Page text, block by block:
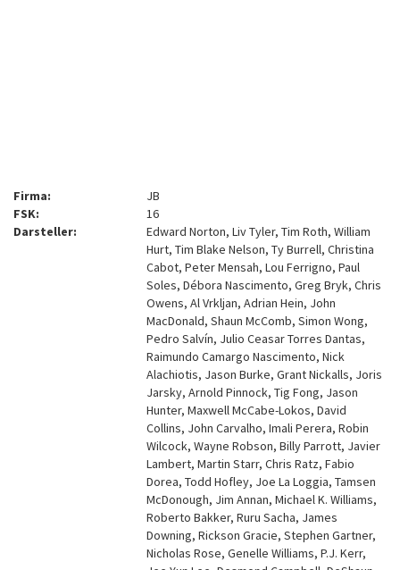
Firma:
JB
FSK:
16
Darsteller:
Edward Norton, Liv Tyler, Tim Roth, William
Hurt, Tim Blake Nelson, Ty Burrell, Christina
Cabot, Peter Mensah, Lou Ferrigno, Paul
Soles, Débora Nascimento, Greg Bryk, Chris
Owens, Al Vrkljan, Adrian Hein, John
MacDonald, Shaun McComb, Simon Wong,
Pedro Salvín, Julio Ceasar Torres Dantas,
Raimundo Camargo Nascimento, Nick
Alachiotis, Jason Burke, Grant Nickalls, Joris
Jarsky, Arnold Pinnock, Tig Fong, Jason
Hunter, Maxwell McCabe-Lokos, David
Collins, John Carvalho, Imali Perera, Robin
Wilcock, Wayne Robson, Billy Parrott, Javier
Lambert, Martin Starr, Chris Ratz, Fabio
Dorea, Todd Hofley, Joe La Loggia, Tamsen
McDonough, Jim Annan, Michael K. Williams,
Roberto Bakker, Ruru Sacha, James
Downing, Rickson Gracie, Stephen Gartner,
Nicholas Rose, Genelle Williams, P.J. Kerr,